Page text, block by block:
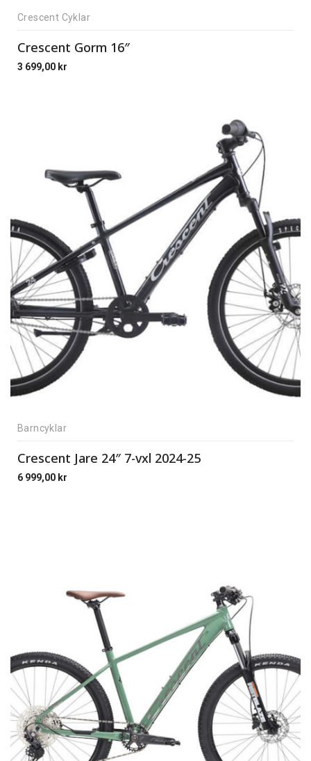
Crescent Cyklar
Crescent Gorm 16″
3 699,00 kr
Barncyklar
Crescent Jare 24″ 7-vxl 2024-25
6 999,00 kr